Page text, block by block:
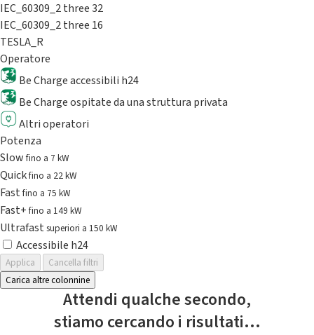
IEC_60309_2 three 32
IEC_60309_2 three 16
TESLA_R
Operatore
Be Charge accessibili h24
Be Charge ospitate da una struttura privata
Altri operatori
Potenza
Slowfino a 7 kW
Quickfino a 22 kW
Fastfino a 75 kW
Fast+fino a 149 kW
Ultrafast superiori a 150 kW
Accessibile h24
Applica
Cancella filtri
Carica altre colonnine
Attendi qualche secondo,
stiamo cercando i risultati...